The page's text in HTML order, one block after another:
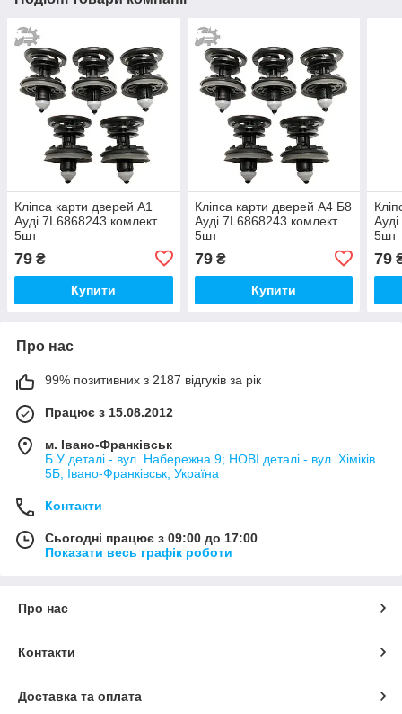
Кліпса карти дверей А1
Ауді 7L6868243 комлект
5шт
79 ₴
Купити
Кліпса карти дверей А4 Б8
Ауді 7L6868243 комлект
5шт
79₴
Купити
5шт
79
Про нас
99% позитивних з 2187 відгуків за рік
Працює з 15.08.2012
м. Івано-Франківськ
Б.У деталі - вул. Набережна 9; НОВІ деталі - вул. Хіміків
5Б, Івано-Франківськ, Україна
Контакти
Сьогодні працює з 09:00 до 17:00
Показати весь графік роботи
Про нас
Контакти
Доставка та оплата